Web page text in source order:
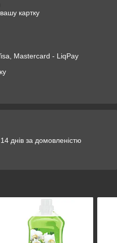
картку
Mastercard - LiqPay
днів за домовленістю